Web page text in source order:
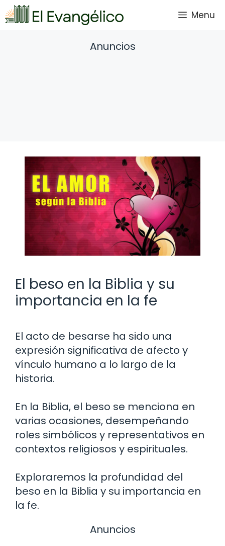
Saltar
al
Menu
Anuncios
El beso en la Biblia y su
importancia en la fe
El acto de besarse ha sido una
expresión significativa de afecto y
vínculo humano a lo largo de la
historia.
En la Biblia, el beso se menciona en
varias ocasiones, desempeñando
roles simbólicos y representativos en
contextos religiosos y espirituales.
Exploraremos la profundidad del
beso en la Biblia y su importancia en
la fe.
Anuncios